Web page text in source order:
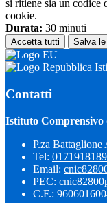
si ritiene sia un codice
cookie.
Durata: 30 minuti
Accetta tutti Salva
Contatti
Istituto
P.za
Tel: 0171918189
Email:
PEC:
C.F.: